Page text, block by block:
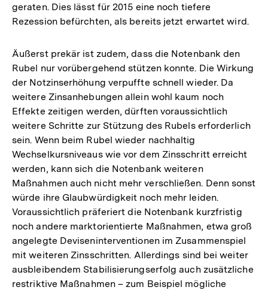
geraten. Dies lässt für 2015 eine noch tiefere
Rezession befürchten, als bereits jetzt erwartet wird.
Äußerst prekär ist zudem, dass die Notenbank den
Rubel nur vorübergehend stützen konnte. Die Wirkung
der Notzinserhöhung verpuffte schnell wieder. Da
weitere Zinsanhebungen allein wohl kaum noch
Effekte zeitigen werden, dürften voraussichtlich
weitere Schritte zur Stützung des Rubels erforderlich
sein. Wenn beim Rubel wieder nachhaltig
Wechselkursniveaus wie vor dem Zinsschritt erreicht
werden, kann sich die Notenbank weiteren
Maßnahmen auch nicht mehr verschließen. Denn sonst
würde ihre Glaubwürdigkeit noch mehr leiden.
Voraussichtlich präferiert die Notenbank kurzfristig
noch andere marktorientierte Maßnahmen, etwa groß
angelegte Deviseninterventionen im Zusammenspiel
mit weiteren Zinsschritten. Allerdings sind bei weiter
ausbleibendem Stabilisierungserfolg auch zusätzliche
restriktive Maßnahmen – zum Beispiel mögliche